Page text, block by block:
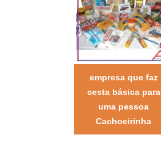
empresa que faz
cesta básica para
uma pessoa
Cachoeirinha